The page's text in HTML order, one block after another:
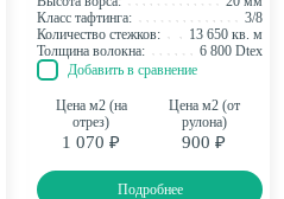
Класс тафтинга:
3/8
Количество стежков:
13 650 кв. м
Толщина волокна:
6 800 Dtex
Добавить в сравнение
Цена м2 (на
отрез)
1 070 ₽
Цена м2 (от
рулона)
900 ₽
Подробнее